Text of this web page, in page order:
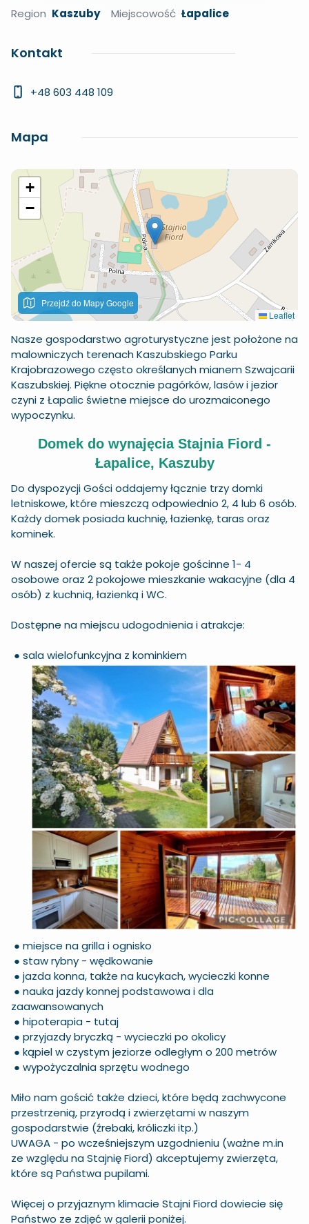
Region Kaszuby Miejscowość Łapalice
Kontakt
+48 603 448 109
Mapa
+
−
Przejdź do Mapy Google
Leaflet
Nasze gospodarstwo agroturystyczne jest położone na
malowniczych terenach Kaszubskiego Parku
Krajobrazowego często określanych mianem Szwajcarii
Kaszubskiej. Piękne otocznie pagórków, lasów i jezior
czyni z Łapalic świetne miejsce do urozmaiconego
wypoczynku.
Domek do wynajęcia Stajnia Fiord -
Łapalice, Kaszuby
Do dyspozycji Gości oddajemy łącznie trzy domki
letniskowe, które mieszczą odpowiednio 2, 4 lub 6 osób.
Każdy domek posiada kuchnię, łazienkę, taras oraz
kominek.
W naszej ofercie są także pokoje gościnne 1- 4
osobowe oraz 2 pokojowe mieszkanie wakacyjne (dla 4
osób) z kuchnią, łazienką i WC.
Dostępne na miejscu udogodnienia i atrakcje:
● sala wielofunkcyjna z kominkiem
● miejsce na grilla i ognisko
● staw rybny - wędkowanie
● jazda konna, także na kucykach, wycieczki konne
● nauka jazdy konnej podstawowa i dla
zaawansowanych
● hipoterapia - tutaj
● przyjazdy bryczką - wycieczki po okolicy
● kąpiel w czystym jeziorze odległym o 200 metrów
● wypożyczalnia sprzętu wodnego
Miło nam gościć także dzieci, które będą zachwycone
przestrzenią, przyrodą i zwierzętami w naszym
gospodarstwie (źrebaki, króliczki itp.)
UWAGA - po wcześniejszym uzgodnieniu (ważne m.in
ze względu na Stajnię Fiord) akceptujemy zwierzęta,
które są Państwa pupilami.
Więcej o przyjaznym klimacie Stajni Fiord dowiecie się
Państwo ze zdjęć w galerii poniżej.